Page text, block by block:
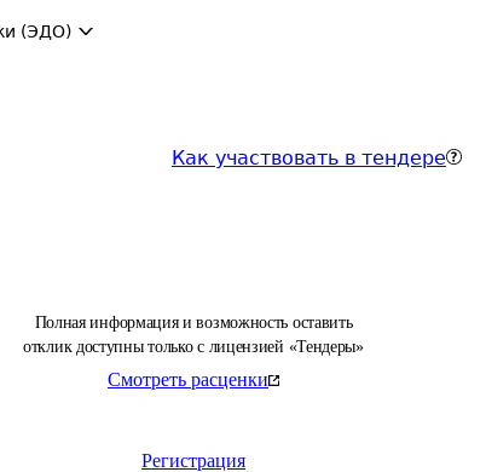
(ЭДО)
Как участвовать в тендере
Полная информация и возможность оставить
отклик доступны только с лицензией «Тендеры»
Смотреть расценки
Регистрация